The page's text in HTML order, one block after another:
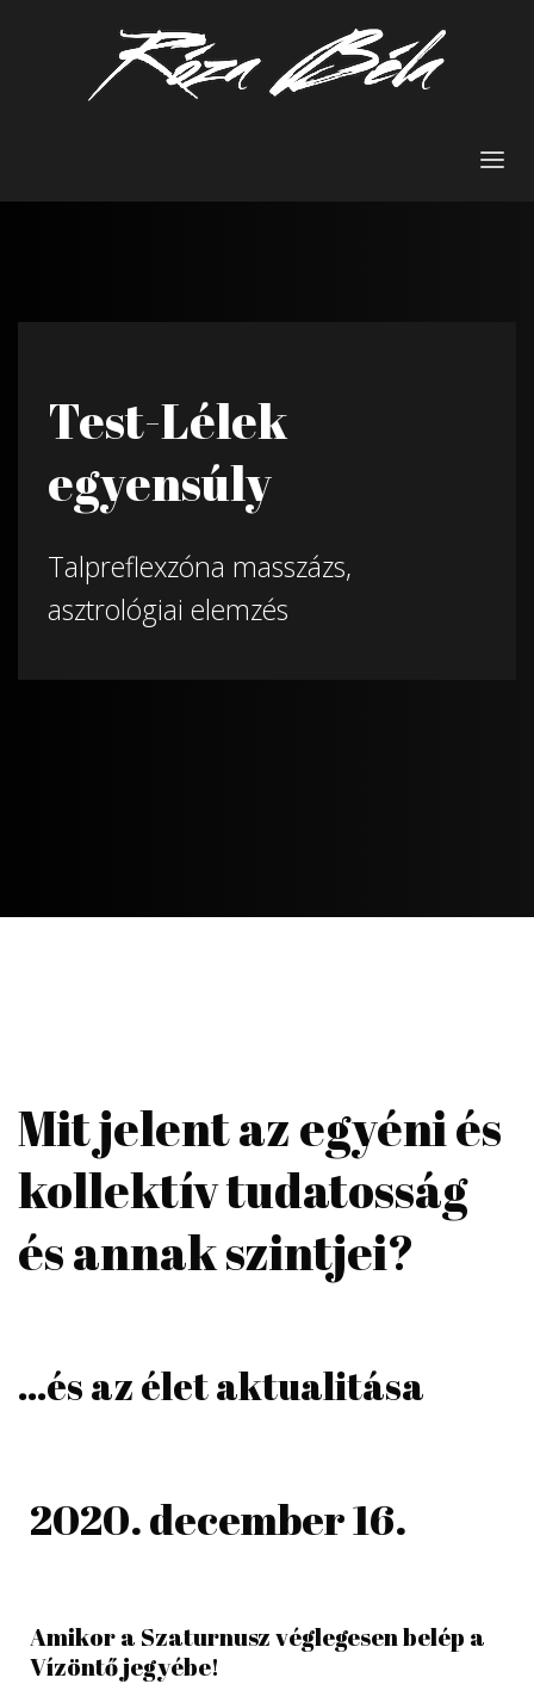
Test-Lélek
egyensúly
Talpreflexzóna masszázs,
asztrológiai elemzés
Mit jelent az egyéni és
kollektív tudatosság
és annak szintjei?
…és az élet aktualitása
2020. december 16.
Amikor a Szaturnusz véglegesen belép a
Vízöntő jegyébe!